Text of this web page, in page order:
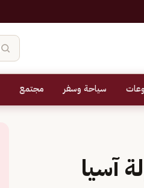
سياحة وسفر مجتمع
آسيا